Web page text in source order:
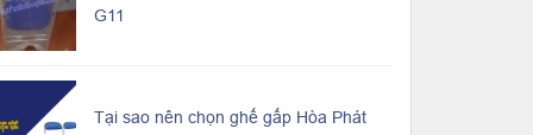
G11
Tại sao nên chọn ghế gấp Hòa Phát